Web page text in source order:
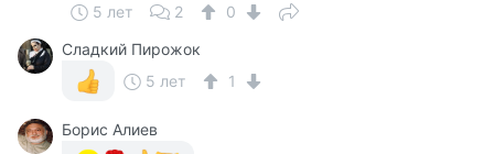
5 лет 2
0
Сладкий Пирожок
5 лет
1
Борис Алиев